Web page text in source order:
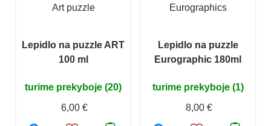
Art puzzle
Lepidlo na puzzle ART
100 ml
turime prekyboje (20)
6,00 €
Eurographics
Lepidlo na puzzle
Eurographic 180ml
turime prekyboje (1)
8,00 €